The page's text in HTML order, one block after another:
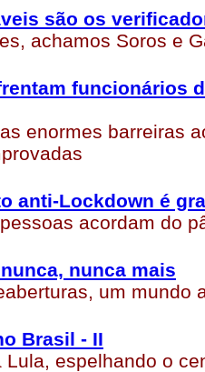
são os
achamos Soros e
funcionários
enormes barreiras
anti-Lockdown é
acordam do
nunca mais
um mundo
Brasil - II
Lula, espelhando o